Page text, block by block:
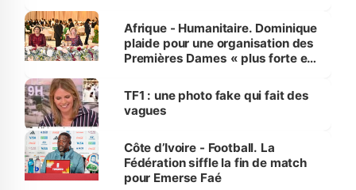
Afrique - Humanitaire. Dominique
plaide pour une organisation des
Premières Dames « plus forte et
sur la scène internationale »
TF1 : une photo fake qui fait des
vagues
Côte d’Ivoire - Football. La
Fédération siffle la fin de match
pour Emerse Faé